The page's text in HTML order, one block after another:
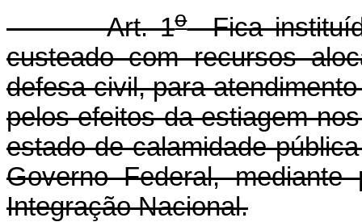
Art. 1oFica
custeado com recursos
defesa civil, para
pelos efeitos da estiagem
estado de calamidade
Governo Federal,
Integração Nacional.